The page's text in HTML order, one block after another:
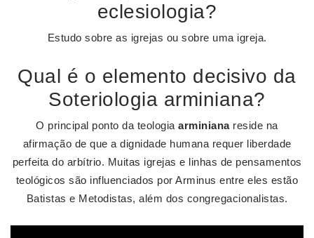
eclesiologia?
Estudo sobre as igrejas ou sobre uma igreja.
Qual é o elemento decisivo da
Soteriologia arminiana?
O principal ponto da teologiaarminianareside na
afirmação de que a dignidade humana requer liberdade
perfeita do arbítrio. Muitas igrejas e linhas de pensamentos
teológicos são influenciados por Arminus entre eles estão
Batistas e Metodistas, além dos congregacionalistas.